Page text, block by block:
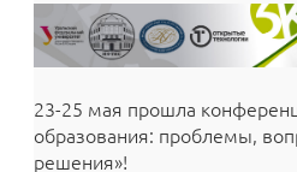
23-25 мая прошла
образования: проблемы,
решения»!